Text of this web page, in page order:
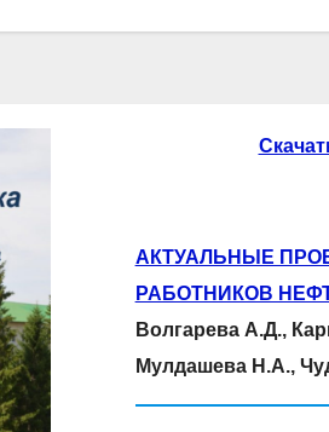
АКТУАЛЬНЫЕ
РАБОТНИКОВ
Волгарева А.Д.,
Мулдашева Н.А.,